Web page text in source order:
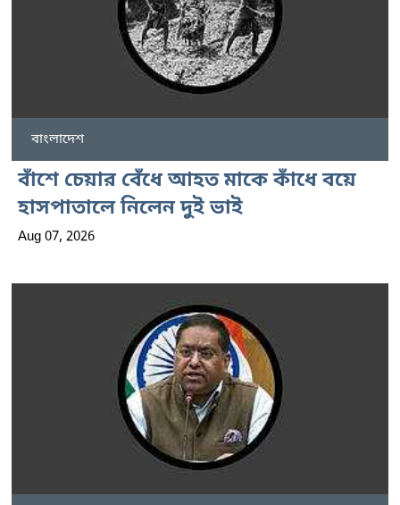
বাংলাদেশ
বাঁশে চেয়ার বেঁধে আহত মাকে কাঁধে বয়ে
হাসপাতালে নিলেন দুই ভাই
Aug 07, 2026